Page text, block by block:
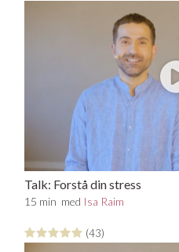
forskellige dimensioner af
kombination af de to, som
Start med at lave den
Derudover byder forløbet
åndedrætsøvelse, som
stressmønster.
Talk: Forstå din stress
15 min med Isa Raim
(43)